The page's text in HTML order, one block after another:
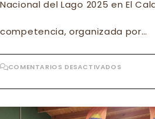
Nacional del Lago 2025 en El
competencia, organizada por…
COMENTARIOS DESACTIVADOSEN
𝐄𝐥